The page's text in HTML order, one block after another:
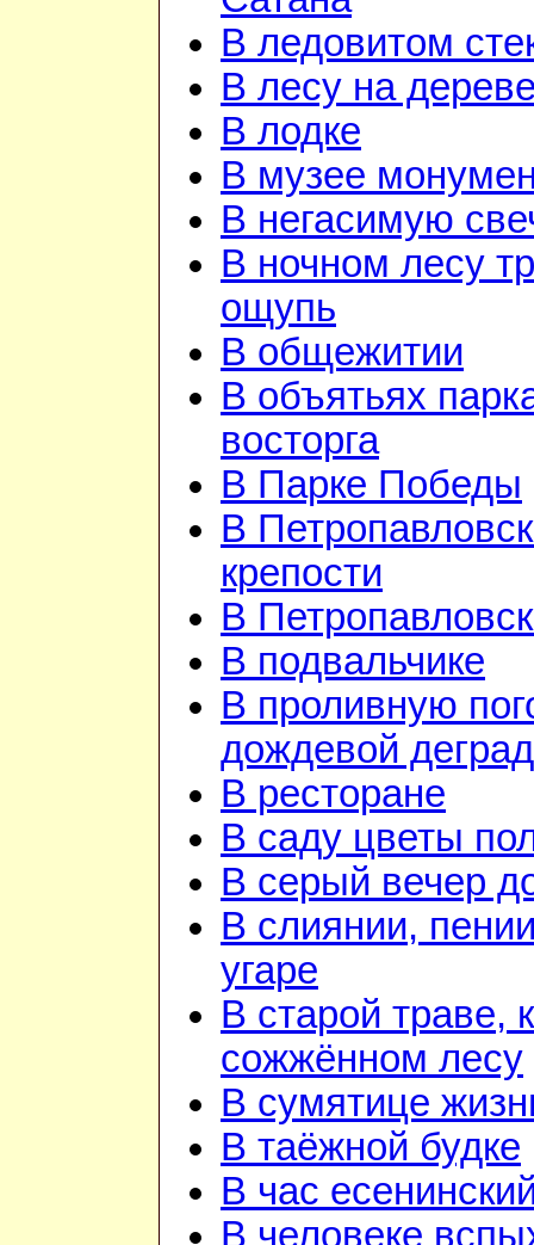
В ледовитом
В лесу на
В лодке
В музее
В негасимую
В ночном лесу
ощупь
В общежитии
В объятьях
восторга
В Парке Победы
В
крепости
В
В подвальчике
В проливную
дождевой
В ресторане
В саду цветы
В серый вечер
В слиянии,
угаре
В старой траве,
сожжённом лесу
В сумятице
В таёжной будке
В час
В человеке